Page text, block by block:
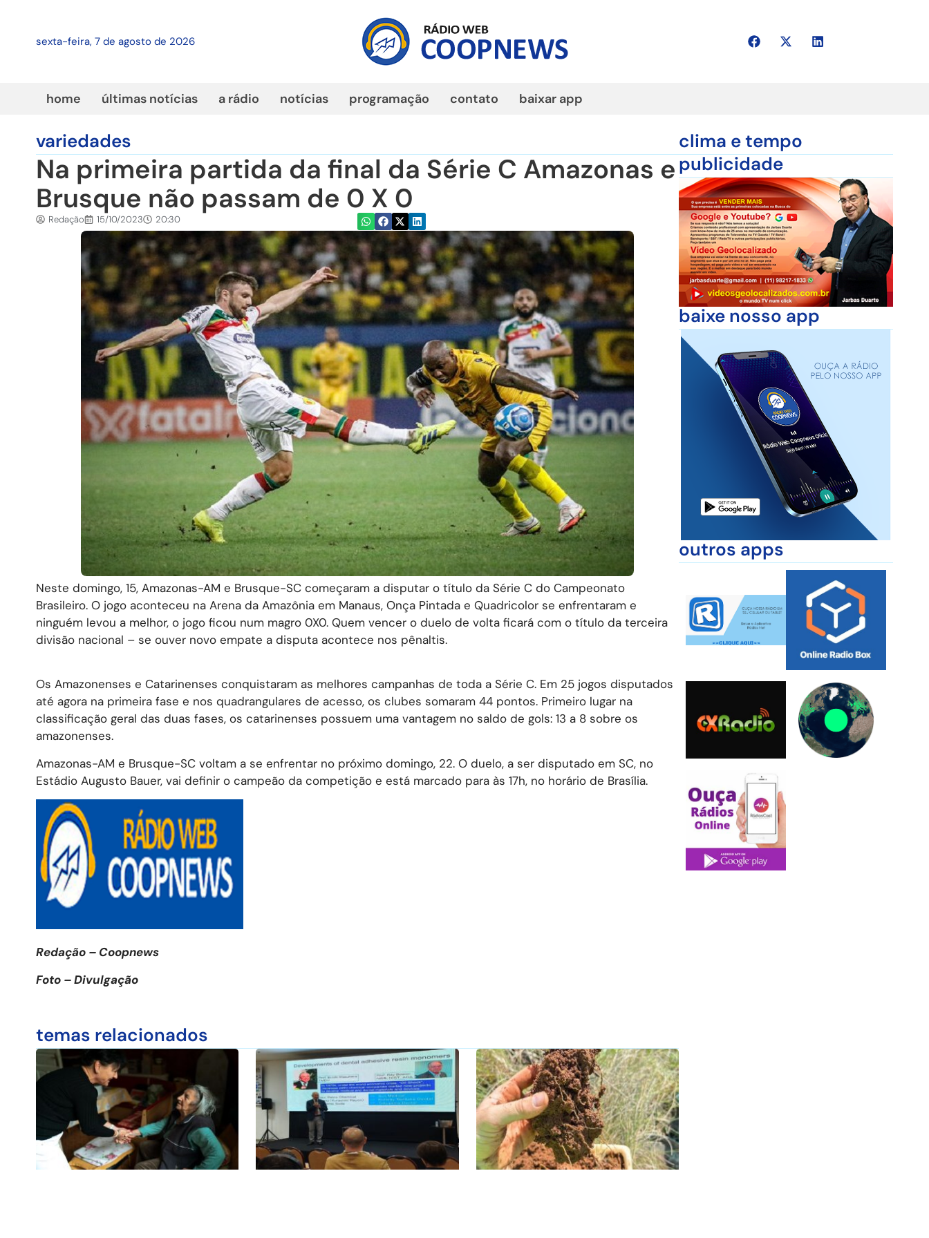
sexta-feira, 7 de agosto de 2026
home últimas notícias a rádio notícias programação contato baixar app
variedades
Na primeira partida da final da Série C Amazonas e
Brusque não passam de 0 X 0
Redação 15/10/2023 20:30
Neste domingo, 15, Amazonas-AM e Brusque-SC começaram a disputar o título da Série C do Campeonato
Brasileiro. O jogo aconteceu na Arena da Amazônia em Manaus, Onça Pintada e Quadricolor se enfrentaram e
ninguém levou a melhor, o jogo ficou num magro 0X0. Quem vencer o duelo de volta ficará com o título da terceira
divisão nacional – se ouver novo empate a disputa acontece nos pênaltis.
Os Amazonenses e Catarinenses conquistaram as melhores campanhas de toda a Série C. Em 25 jogos disputados
até agora na primeira fase e nos quadrangulares de acesso, os clubes somaram 44 pontos. Primeiro lugar na
classificação geral das duas fases, os catarinenses possuem uma vantagem no saldo de gols: 13 a 8 sobre os
amazonenses.
Amazonas-AM e Brusque-SC voltam a se enfrentar no próximo domingo, 22. O duelo, a ser disputado em SC, no
Estádio Augusto Bauer, vai definir o campeão da competição e está marcado para às 17h, no horário de Brasília.
Redação – Coopnews
Foto – Divulgação
temas relacionados
clima e tempo
publicidade
baixe nosso app
outros apps